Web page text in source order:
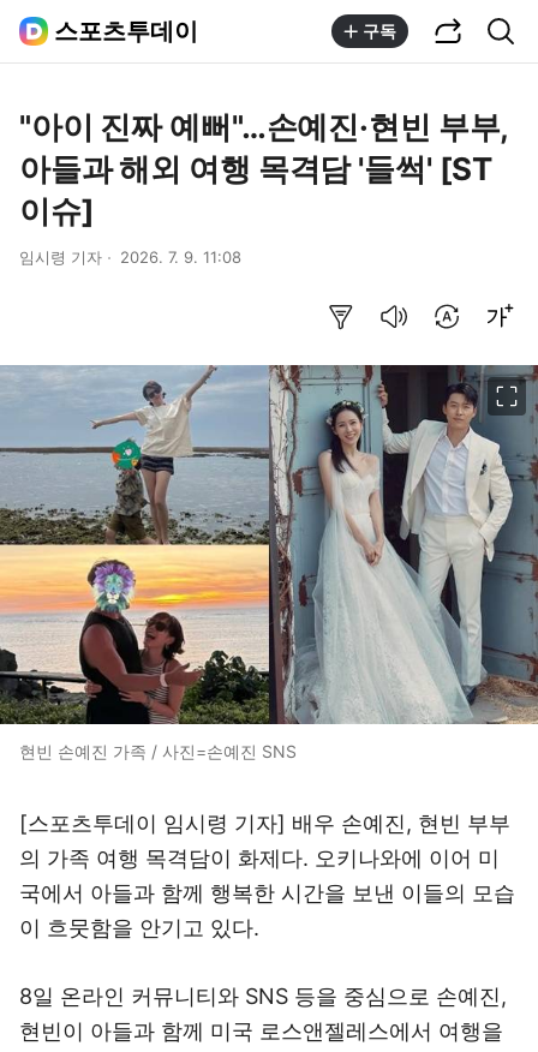
스포츠투데이 구독
"아이 진짜 예뻐"…손예진·현빈 부부,
아들과 해외 여행 목격담 '들썩' [ST
이슈]
임시령 기자 2026. 7. 9. 11:08
현빈 손예진 가족 / 사진=손예진 SNS
[스포츠투데이 임시령 기자] 배우 손예진, 현빈 부부
의 가족 여행 목격담이 화제다. 오키나와에 이어 미
국에서 아들과 함께 행복한 시간을 보낸 이들의 모습
이 흐뭇함을 안기고 있다.
8일 온라인 커뮤니티와 SNS 등을 중심으로 손예진,
현빈이 아들과 함께 미국 로스앤젤레스에서 여행을